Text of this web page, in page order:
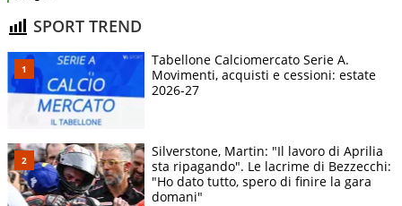
SPORT TREND
Tabellone Calciomercato Serie A.
Movimenti, acquisti e cessioni: estate
2026-27
Silverstone, Martin: "Il lavoro di Aprilia
sta ripagando". Le lacrime di Bezzecchi:
"Ho dato tutto, spero di finire la gara
domani"